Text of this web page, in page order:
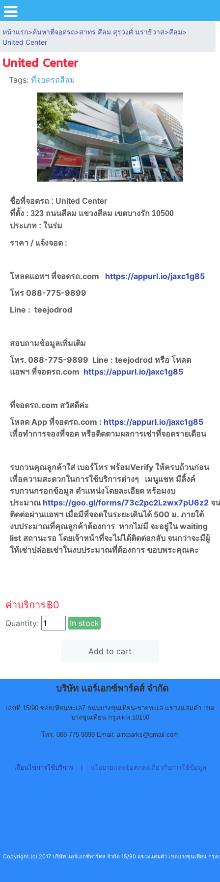
หน้าแรก>ค้นหาที่จอดรถ>สาทร สีลม สุรวงศ์ นราธิวาส>สีลม>
United Center
United Center
Tags:ที่จอดรถสีลม
ชื่อที่จอดรถ : United Center
ที่ตั้ง : 323 ถนนสีลม แขวงสีลม เขตบางรัก 10500
ประเภท : ในร่ม
ราคา / แจ้งจอด :
โหลดแอพฯ ที่จอดรถ.com
https://appurl.io/jaxc1g85
โทร 088-775-9899
Line : teejodrod
สอบถามข้อมูลเพิ่มเติม
โทร. 088-775-9899 Line : teejodrod หรือ โหลด
แอพฯ ที่จอดรถ.com https://appurl.io/jaxc1g85
ที่จอดรถ.com สวัสดีค่ะ
โหลด App ที่จอดรถ.com : https://appurl.io/jaxc1g85
เพื่อทำการจองที่จอด หรือติดตามผลการเช่าที่จอดรายเดือน
รบกวนคุณลูกค้าใส่ เบอร์โทร พร้อมVerify ให้ครบถ้วนก่อน
เพื่อความสะดวกในการใช้บริการต่างๆ เมนูแชท มีลิ้งค์
รบกวนกรอกข้อมูล ตำแหน่งโดยละเอียด พร้อมงบ
ประมาณ https://goo.gl/forms/73c2pc2Lzwx7pU6z2 จ
ติดต่อผ่านแอพฯ เมื่อมีที่จอดในระยะเดินได้ 500 ม. ภายใต้
งบประมาณที่คุณลูกค้าต้องการ หากไม่มี จะอยู่ใน waiting
list สถานะรอ โดยเจ้าหน้าที่จะไม่ได้ติดต่อกลับ จนกว่าจะมีผู้
ให้เช่าปล่อยเช่าในงบประมาณที่ต้องการ ขอบพระคุณคะ
ค่าบริการ฿0
Quantity: In stock
บริษัท แอร์เอกซ์พาร์คส์ จำกัด
เลขที่ 15/90 ซอยเทียนทะเล7 ถนนบางขุนเทียน-ชายทะเล แขวงแสมดำ เขต
บางขุนเทียน กรุงเทพ 10150
โทร. 088-775-9899 Email: airxparks@gmail.com
เงื่อนไขการใช้บริการ| นโยบายและข้อตกลงเกี่ยวกับการใช้ข้อมูล
Copyright (c) 2017 บริษัท แอร์เอกซ์พาร์คส จำกัด 15/90 แขวงแสมดำ เขตบางขุนเทียน กรุ